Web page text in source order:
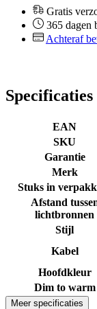
Gratis
365 dagen
Achteraf
Specificaties
EAN
SKU
Garantie
Merk
Stuks in
Afstand
lichtbronnen
Stijl
Kabel
Hoofdkleur
Dim to warm
Meer specificaties